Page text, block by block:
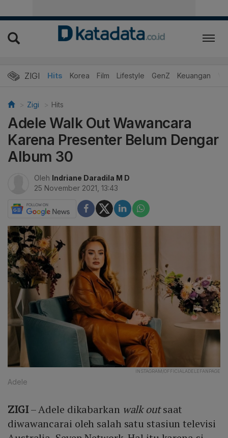
ZIGI Hits Korea Film Lifestyle GenZ Keuangan
Zigi Hits
Adele Walk Out Wawancara
Karena Presenter Belum Dengar
Album 30
Oleh Indriane Daradila M D
25 November 2021, 13:43
INSTAGRAM/OFFICIALADELEFANPAGE
Adele
ZIGI– Adele dikabarkan walk outsaat
diwawancarai oleh salah satu stasiun televisi